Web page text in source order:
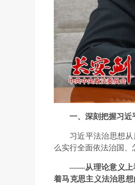
一、深刻把握习近
习近平法治思想
么实行全面依法治国、
——从理论意义上
着马克思主义法治思想